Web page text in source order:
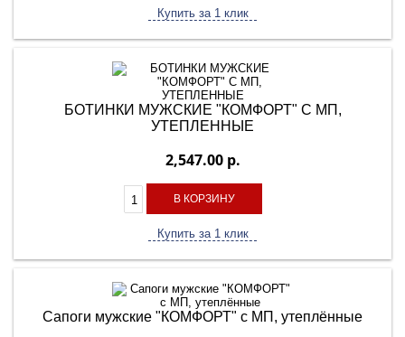
Купить за 1 клик
БОТИНКИ МУЖСКИЕ "КОМФОРТ" С МП,
УТЕПЛЕННЫЕ
2,547.00 р.
В КОРЗИНУ
Купить за 1 клик
Сапоги мужские "КОМФОРТ" с МП, утеплённые